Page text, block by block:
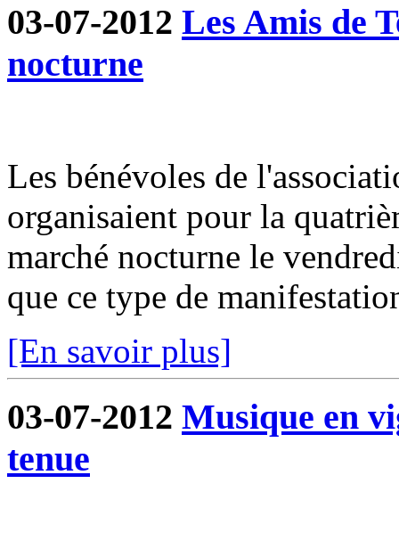
03-07-2012 Les Amis de
nocturne
Les bénévoles de
organisaient pour la
marché nocturne le
que ce type de
[En savoir plus]
03-07-2012 Musique en
tenue